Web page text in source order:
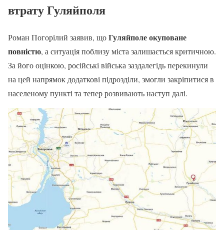
втрату Гуляйполя
Роман Погорілий заявив, щоГуляйполе окуповане
повністю, а ситуація поблизу міста залишається критичною.
За його оцінкою, російські війська заздалегідь перекинули
на цей напрямок додаткові підрозділи, змогли закріпитися в
населеному пункті та тепер розвивають наступ далі.